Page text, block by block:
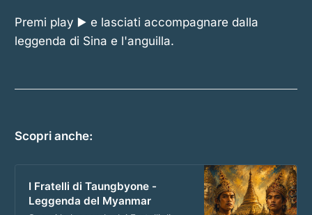
Premi play ▶️ e lasciati accompagnare dalla
leggenda di Sina e l'anguilla.
Scopri anche:
I Fratelli di Taungbyone -
Leggenda del Myanmar